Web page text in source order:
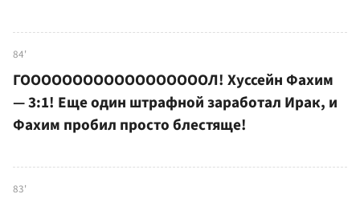
84'
ГООООООООООООООООООЛ! Хуссейн Фахим
— 3:1! Еще один штрафной заработал Ирак, и
Фахим пробил просто блестяще!
83'